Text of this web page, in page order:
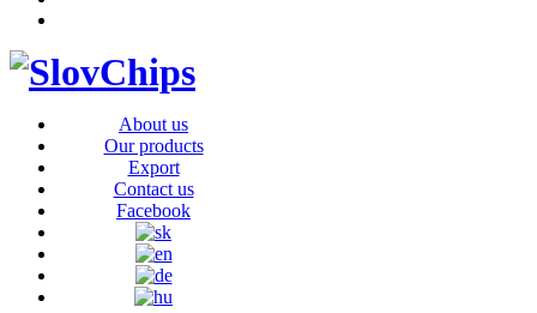
About us
Our products
Export
Contact us
Facebook